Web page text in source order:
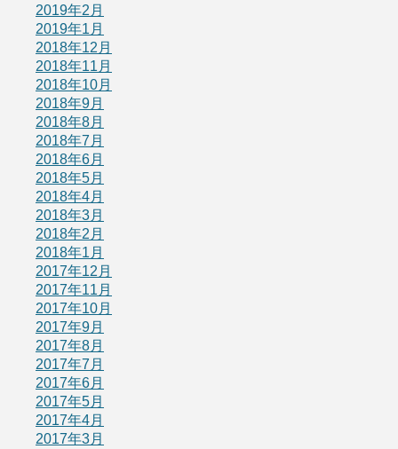
2019年2月
2019年1月
2018年12月
2018年11月
2018年10月
2018年9月
2018年8月
2018年7月
2018年6月
2018年5月
2018年4月
2018年3月
2018年2月
2018年1月
2017年12月
2017年11月
2017年10月
2017年9月
2017年8月
2017年7月
2017年6月
2017年5月
2017年4月
2017年3月